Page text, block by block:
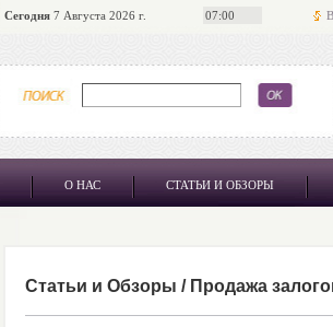
Сегодня7 Августа 2026 г. 07:00
О НАС СТАТЬИ И ОБЗОРЫ
Статьи и Обзоры / Продажа